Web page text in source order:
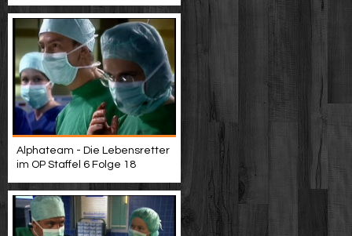
Alphateam - Die Lebensretter
im OP Staffel 6 Folge 18